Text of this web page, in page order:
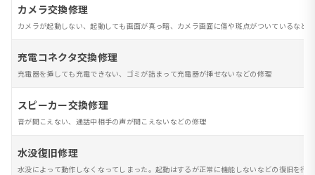
カメラ交換修理
カメラが起動しない、起動しても画面が真っ暗、カメラ画面に傷や斑点がついているなど
充電コネクタ交換修理
充電器を挿しても充電できない、ゴミが詰まって充電器が挿せないなどの修理
スピーカー交換修理
音が聞こえない、通話中相手の声が聞こえないなどの修理
水没復旧修理
水没によって動作しなくなってしまった。起動はするが正常に機能しないなどの復旧を行